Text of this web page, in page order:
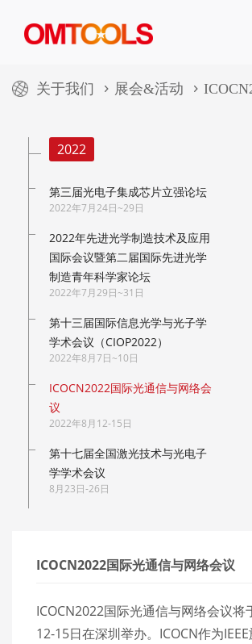
关于我们 展会&活动
2022
第三届光电子集成芯片立强论坛
2022年7月24日~29日
2022年先进光学制造技术及应用
国际会议暨第二届国际先进光学
制造青年科学家论坛
2022年7月29日~31日
第十三届国际信息光学与光子学
学术会议（CIOP2022）
2022年8月7日~10日
ICOCN2022国际光通信与网络会
议
2022年8月12-15日
第十七届全国激光技术与光电子
学学术会议
8月23日-26日
ICOCN2022国际光通信与网络会议
ICOCN2022国际光通信与网络会议将
12-15日在深圳举办。ICOCN作为